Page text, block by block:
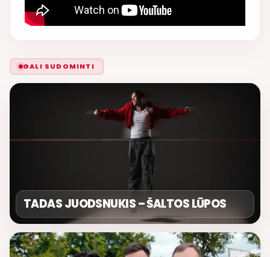
GALI SUDOMINTI
TADAS JUODSNUKIS – ŠALTOS LŪPOS